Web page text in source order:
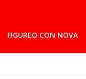
FIGUREO CON NOVA